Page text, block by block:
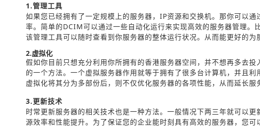
1.管理工具
如果您已经拥有了一定规模上的服务器，IP资源和交换机。那你可以
率。简单的DCIM可以通过一些自动化运行来实现高效的服务器管理。
该管理工具可以随时查看到你服务器的整体运行状况。从而能更好的为
2.虚拟化
假如你目前只想充分利用你所拥有的香港服务器空间，并不想再多去
的一个方法。一个虚拟服务器作用就等于拥有了很多台计算机，并且
虚拟化将其分为多部份后，则不仅优化服务器的各项性能，从而延长服
3.更新技术
时常更新服务器的相关技术也是一种方法。一般情况下两三年就可以
源效率和性能提升。为了保证您的企业能时刻具有高效的服务器，您